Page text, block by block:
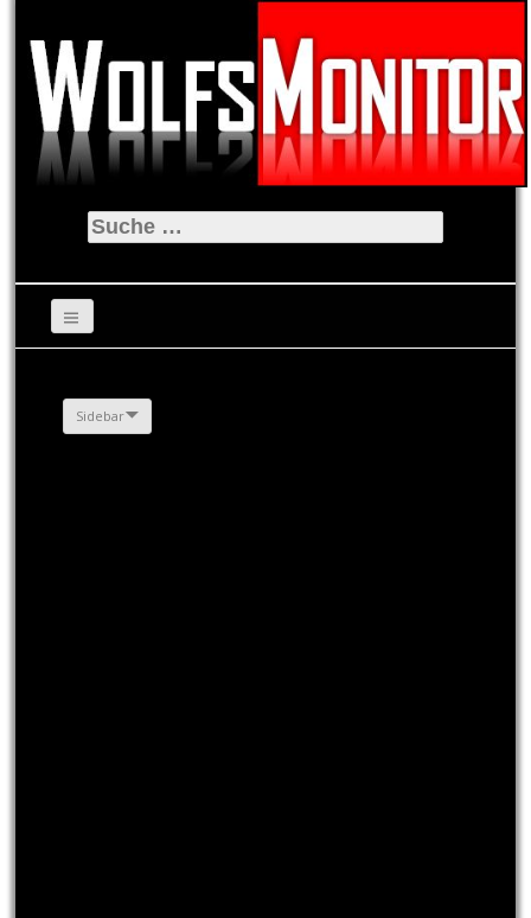
Suche
nach:
Sidebar